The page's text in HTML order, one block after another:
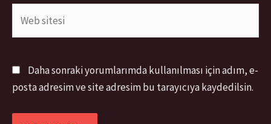
sitesi
Daha sonraki yorumlarımda kullanılması için adım, e-
posta adresim ve site adresim bu tarayıcıya kaydedilsin.